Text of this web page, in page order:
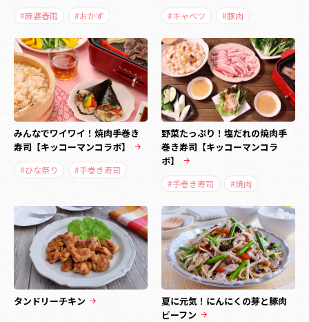
#麻婆春雨 #おかず #キャベツ #豚肉
みんなでワイワイ！焼肉手巻き
寿司【キッコーマンコラボ】
#ひな祭り #手巻き寿司
野菜たっぷり！塩だれの焼肉手
巻き寿司【キッコーマンコラ
ボ】
#手巻き寿司 #焼肉
タンドリーチキン
夏に元気！にんにくの芽と豚肉
ビーフン